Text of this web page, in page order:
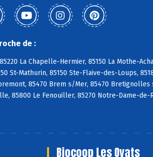
de :
La Chapelle-Hermier, 85150 La Mothe-
St-Mathurin, 85150 Ste-Flaive-des-Loups,
85470 Brem s/Mer, 85470 Bretignolles
85800 Le Fenouiller, 85270 Notre-Dame-
Biocoop Les Oyats